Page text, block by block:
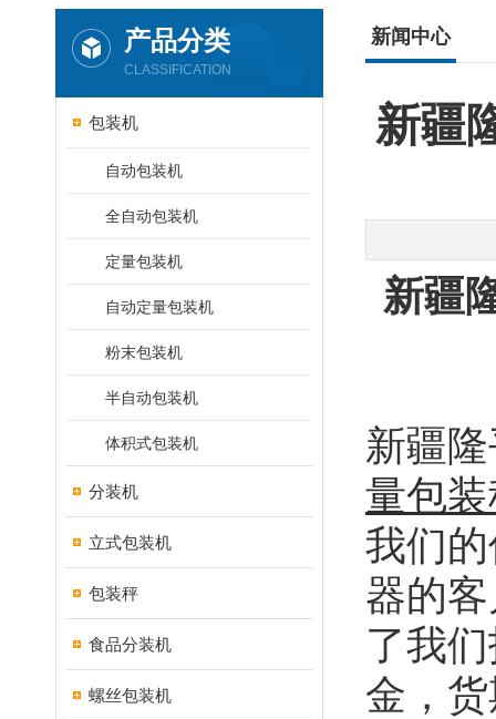
产品分类
CLASSIFICATION
包装机
自动包装机
全自动包装机
定量包装机
自动定量包装机
粉末包装机
半自动包装机
体积式包装机
分装机
立式包装机
包装秤
食品分装机
螺丝包装机
新闻中心
新疆
新疆
新疆
量包
我们
器的
了我
金，